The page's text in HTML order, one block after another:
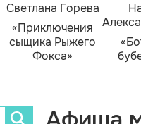
Светлана Горева
«Приключения
сыщика Рыжего
Фокса»